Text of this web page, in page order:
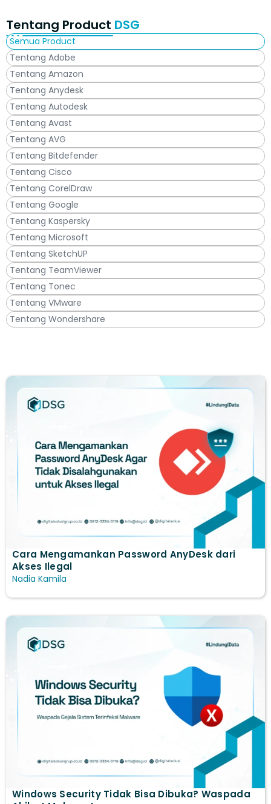
Tentang Product DSG
Tentang Adobe
Tentang Amazon
Tentang Anydesk
Tentang Autodesk
Tentang Avast
Tentang AVG
Tentang Bitdefender
Tentang Cisco
Tentang CorelDraw
Tentang Google
Tentang Kaspersky
Tentang Microsoft
Tentang SketchUP
Tentang TeamViewer
Tentang Tonec
Tentang VMware
Tentang Wondershare
Semua Product
Cara Mengamankan Password AnyDesk dari
Akses Ilegal
Nadia Kamila
Windows Security Tidak Bisa Dibuka? Waspada